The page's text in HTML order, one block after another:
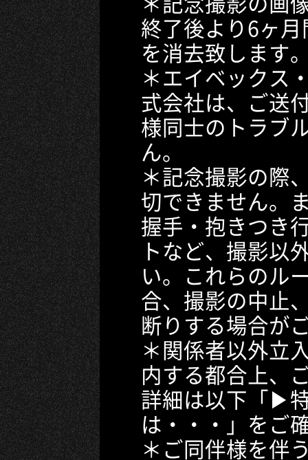
終了後より6ヶ
を消去致します
＊エイベックス
式会社は、ご送
様同士のトラブ
ん。
＊記念撮影の際
切できません。
握手・抱きつき
トなど、撮影以
い。これらのル
合、撮影の中止
断りする場合が
＊関係者以外立
内する都合上、
詳細は以下「▶
は・・・」をご
＊ご同伴様を伴